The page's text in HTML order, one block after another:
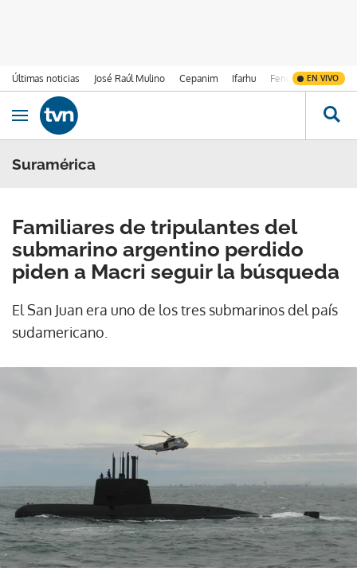
Últimas noticias José Raúl Mulino Cepanim Ifarhu Fenómeno de El
EN VIVO
Ir al contenido
Obrir navegació
Suramérica
Familiares de tripulantes del
submarino argentino perdido
piden a Macri seguir la búsqueda
El San Juan era uno de los tres submarinos del país
sudamericano.